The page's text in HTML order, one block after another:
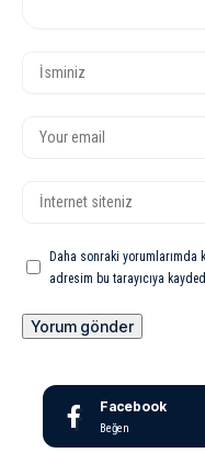
Daha sonraki yorumlarımda
adresim bu tarayıcıya
Facebook
Beğen